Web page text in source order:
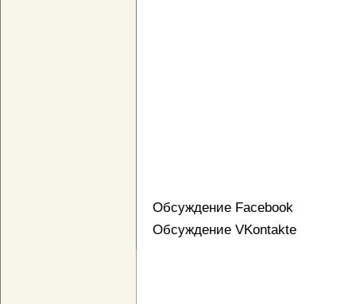
Обсуждение Facebook
Обсуждение VKontakte